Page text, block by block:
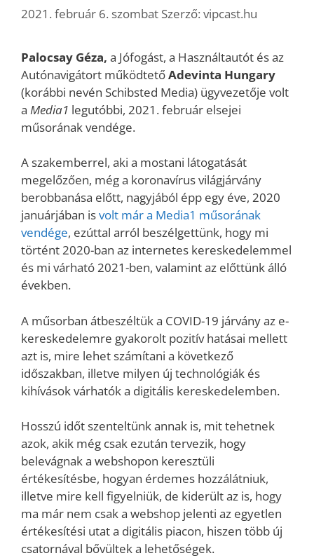
2021. február 6. szombat Szerző: vipcast.hu
Palocsay Géza, a Jófogást, a Használtautót és az
Autónavigátort működtetőAdevinta Hungary
(korábbi nevén Schibsted Media) ügyvezetője volt
a Media1 legutóbbi, 2021. február elsejei
műsorának vendége.
A szakemberrel, aki a mostani látogatását
megelőzően, még a koronavírus világjárvány
berobbanása előtt, nagyjából épp egy éve, 2020
januárjában isvolt már a Media1 műsorának
vendége, ezúttal arról beszélgettünk, hogy mi
történt 2020-ban az internetes kereskedelemmel
és mi várható 2021-ben, valamint az előttünk álló
években.
A műsorban átbeszéltük a COVID-19 járvány az e-
kereskedelemre gyakorolt pozitív hatásai mellett
azt is, mire lehet számítani a következő
időszakban, illetve milyen új technológiák és
kihívások várhatók a digitális kereskedelemben.
Hosszú időt szenteltünk annak is, mit tehetnek
azok, akik még csak ezután tervezik, hogy
belevágnak a webshopon keresztüli
értékesítésbe, hogyan érdemes hozzálátniuk,
illetve mire kell figyelniük, de kiderült az is, hogy
ma már nem csak a webshop jelenti az egyetlen
értékesítési utat a digitális piacon, hiszen több új
csatornával bővültek a lehetőségek.